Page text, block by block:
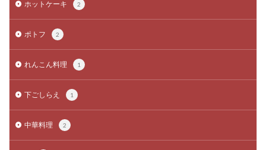
ホットケーキ 2
ポトフ 2
れんこん料理 1
下ごしらえ 1
中華料理 2